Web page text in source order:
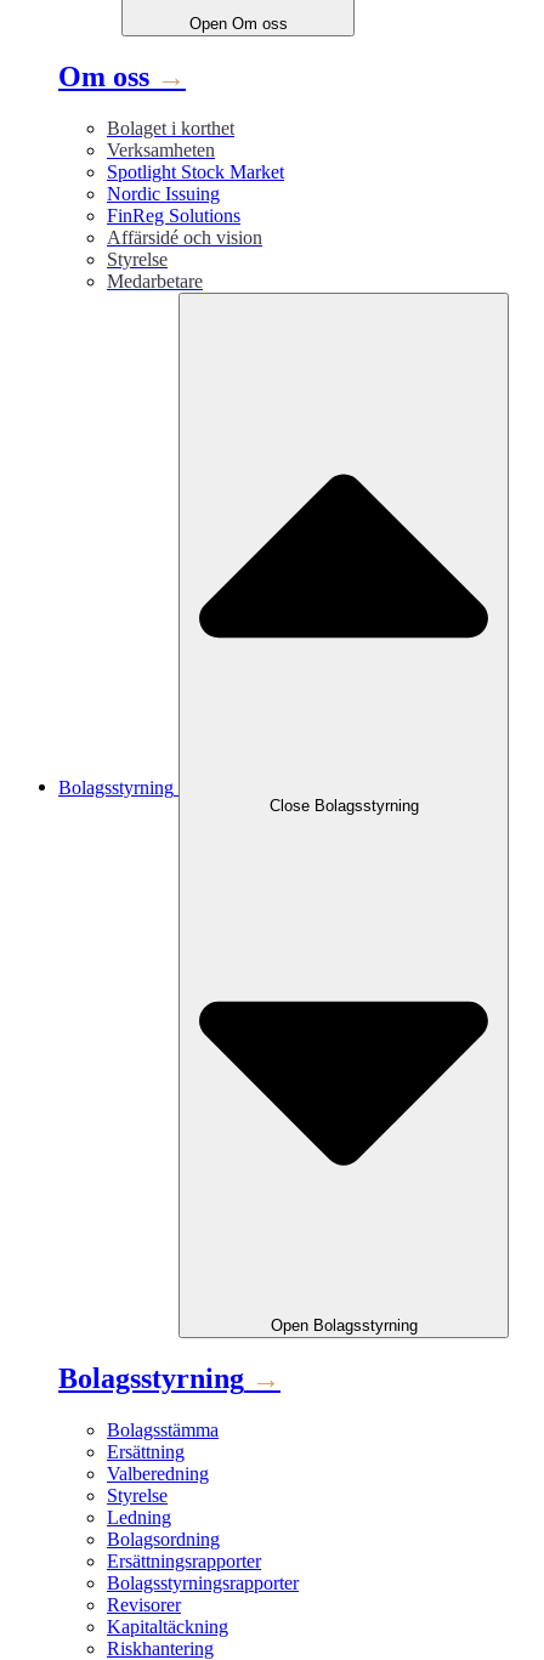
Open Om oss
Om oss →
Bolaget i korthet
Verksamheten
Spotlight Stock Market
Nordic Issuing
FinReg Solutions
Affärsidé och vision
Styrelse
Medarbetare
Bolagsstyrning
Close Bolagsstyrning
Open Bolagsstyrning
Bolagsstyrning →
Bolagsstämma
Ersättning
Valberedning
Styrelse
Ledning
Bolagsordning
Ersättningsrapporter
Bolagsstyrningsrapporter
Revisorer
Kapitaltäckning
Riskhantering